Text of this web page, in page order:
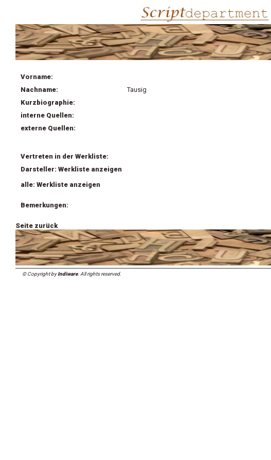
Vorname:
Nachname:
Tausig
Kurzbiographie:
interne Quellen:
externe Quellen:
Vertreten in der Werkliste:
Darsteller: Werkliste anzeigen
alle: Werkliste anzeigen
Bemerkungen:
Seite zurück
© Copyright byIndiware. All rights reserved.